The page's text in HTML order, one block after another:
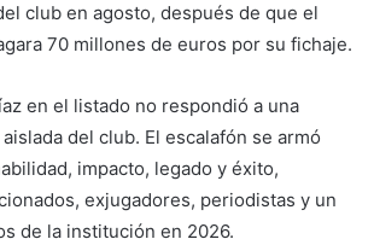
club en agosto, después de que el
70 millones de euros por su fichaje.
en el listado no respondió a una
del club. El escalafón se armó
impacto, legado y éxito,
exjugadores, periodistas y un
de la institución en 2026.